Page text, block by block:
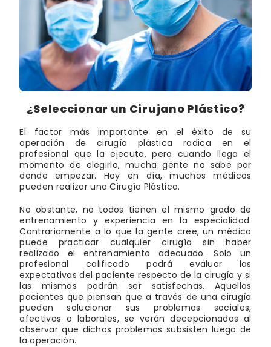
¿Seleccionar un Cirujano Plástico?
El factor más importante en el éxito de su
operación de cirugía plástica radica en el
profesional que la ejecuta, pero cuando llega el
momento de elegirlo, mucha gente no sabe por
donde empezar. Hoy en día, muchos médicos
pueden realizar una Cirugía Plástica.
No obstante, no todos tienen el mismo grado de
entrenamiento y experiencia en la especialidad.
Contrariamente a lo que la gente cree, un médico
puede practicar cualquier cirugía sin haber
realizado el entrenamiento adecuado. Solo un
profesional calificado podrá evaluar las
expectativas del paciente respecto de la cirugía y si
las mismas podrán ser satisfechas. Aquellos
pacientes que piensan que a través de una cirugía
pueden solucionar sus problemas sociales,
afectivos o laborales, se verán decepcionados al
observar que dichos problemas subsisten luego de
la operación.